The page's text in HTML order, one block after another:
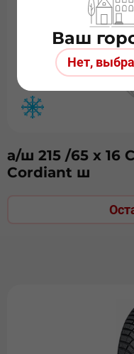
а/ш 215 /65 х 16
Cordiant ш
Ваш
Нет,